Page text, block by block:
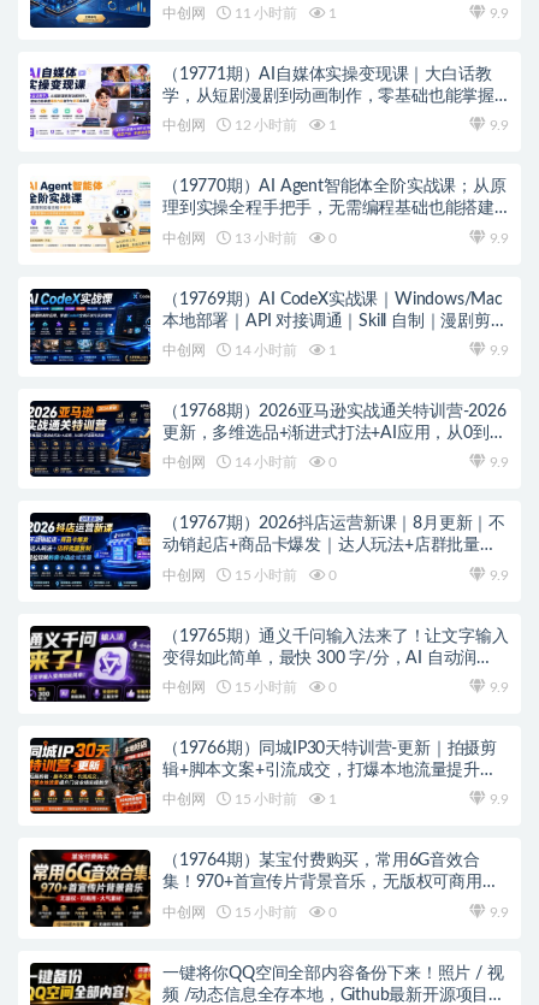
中创网 11 小时前 1 9.9
（19771期）AI自媒体实操变现课｜大白话教
学，从短剧漫剧到动画制作，零基础也能掌握
爆款内容创作与变现全流程
中创网 12 小时前 1 9.9
（19770期）AI Agent智能体全阶实战课；从原
理到实操全程手把手，无需编程基础也能搭建
自动运行的智能体
中创网 13 小时前 0 9.9
（19769期）AI CodeX实战课｜Windows/Mac
本地部署｜API 对接调通｜Skill 自制｜漫剧剪辑
｜网站 VR 项目｜AI项目落地全教程
中创网 14 小时前 1 9.9
（19768期）2026亚马逊实战通关特训营-2026
更新，多维选品+渐进式打法+AI应用，从0到1
打造盈利店铺
中创网 14 小时前 0 9.9
（19767期）2026抖店运营新课｜8月更新｜不
动销起店+商品卡爆发｜达人玩法+店群批量复
制｜轻松玩转抖音小店全域流量
中创网 15 小时前 0 9.9
（19765期）通义千问输入法来了！让文字输入
变得如此简单，最快 300 字/分，AI 自动润
色，说话秒变工整文字
中创网 15 小时前 0 9.9
（19766期）同城IP30天特训营-更新｜拍摄剪
辑+脚本文案+引流成交，打爆本地流量提升门
店业绩实操教学
中创网 15 小时前 1 9.9
（19764期）某宝付费购买，常用6G音效合
集！970+首宣传片背景音乐，无版权可商用大
气素材，分类清晰，高质量内容
中创网 15 小时前 0 9.9
一键将你QQ空间全部内容备份下来！照片 / 视
频 /动态信息全存本地，Github最新开源项目